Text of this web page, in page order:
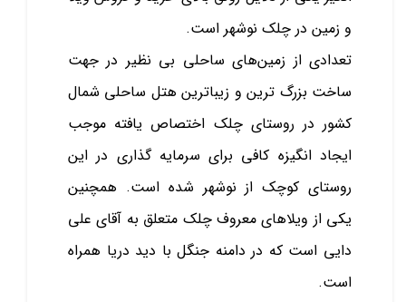
و زمین در چلک نوشهر است.
تعدادی از زمین‌های ساحلی بی‌ نظیر در جهت
ساخت بزرگ ‌ترین و زیباترین هتل ساحلی شمال
کشور در روستای چلک اختصاص یافته موجب
ایجاد انگیزه کافی برای سرمایه گذاری در این
روستای کوچک از نوشهر شده است. همچنین
یکی از ویلاهای معروف چلک متعلق به آقای علی
دایی است که در دامنه جنگل با دید دریا همراه
است.